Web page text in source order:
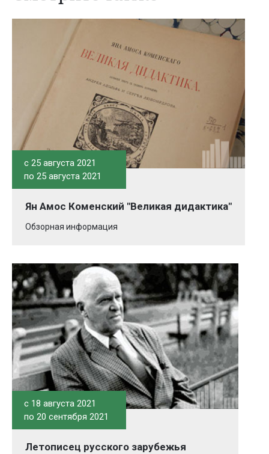
c 25 августа 2021
по 25 августа 2021
Ян Амос Коменский "Великая дидактика"
Обзорная информация
c 18 августа 2021
по 20 сентября 2021
Летописец русского зарубежья